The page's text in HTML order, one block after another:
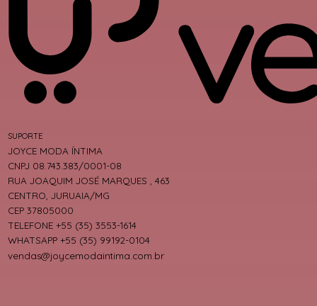
SUPORTE
JOYCE MODA ÍNTIMA
CNPJ 08.743.383/0001-08
RUA JOAQUIM JOSÉ MARQUES , 463
CENTRO, JURUAIA/MG
CEP 37805000
TELEFONE +55 (35) 3553-1614
WHATSAPP +55 (35) 99192-0104
vendas@joycemodaintima.com.br